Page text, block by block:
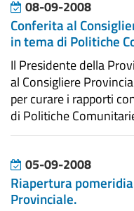
08-09-2008
Conferita al
in tema di Politiche
Il Presidente della
al Consigliere
per curare i rapporti
di Politiche
05-09-2008
Riapertura
Provinciale.